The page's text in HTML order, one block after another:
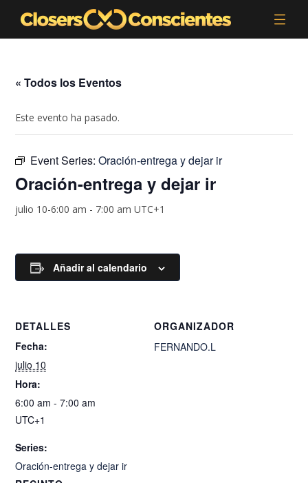
« Todos los Eventos
Este evento ha pasado.
Event Series:Oración-entrega y dejar ir
Oración-entrega y dejar ir
julio 10-6:00 am - 7:00 am UTC+1
Añadir al calendario
DETALLES
Fecha:
julio 10
Hora:
6:00 am - 7:00 am
UTC+1
Series:
Oración-entrega y dejar ir
ORGANIZADOR
FERNANDO.L